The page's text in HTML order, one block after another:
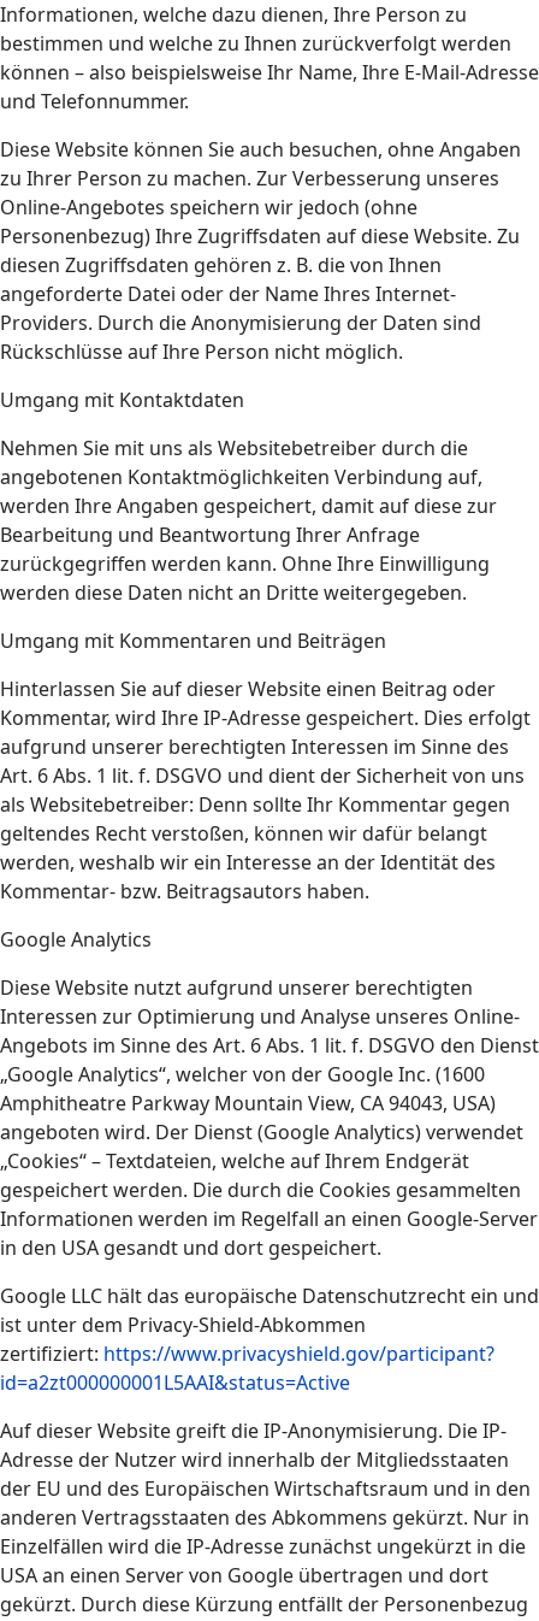
Informationen, welche dazu dienen, Ihre Person zu
bestimmen und welche zu Ihnen zurückverfolgt werden
können – also beispielsweise Ihr Name, Ihre E-Mail-Adresse
und Telefonnummer.
Diese Website können Sie auch besuchen, ohne Angaben
zu Ihrer Person zu machen. Zur Verbesserung unseres
Online-Angebotes speichern wir jedoch (ohne
Personenbezug) Ihre Zugriffsdaten auf diese Website. Zu
diesen Zugriffsdaten gehören z. B. die von Ihnen
angeforderte Datei oder der Name Ihres Internet-
Providers. Durch die Anonymisierung der Daten sind
Rückschlüsse auf Ihre Person nicht möglich.
Umgang mit Kontaktdaten
Nehmen Sie mit uns als Websitebetreiber durch die
angebotenen Kontaktmöglichkeiten Verbindung auf,
werden Ihre Angaben gespeichert, damit auf diese zur
Bearbeitung und Beantwortung Ihrer Anfrage
zurückgegriffen werden kann. Ohne Ihre Einwilligung
werden diese Daten nicht an Dritte weitergegeben.
Umgang mit Kommentaren und Beiträgen
Hinterlassen Sie auf dieser Website einen Beitrag oder
Kommentar, wird Ihre IP-Adresse gespeichert. Dies erfolgt
aufgrund unserer berechtigten Interessen im Sinne des
Art. 6 Abs. 1 lit. f. DSGVO und dient der Sicherheit von uns
als Websitebetreiber: Denn sollte Ihr Kommentar gegen
geltendes Recht verstoßen, können wir dafür belangt
werden, weshalb wir ein Interesse an der Identität des
Kommentar- bzw. Beitragsautors haben.
Google Analytics
Diese Website nutzt aufgrund unserer berechtigten
Interessen zur Optimierung und Analyse unseres Online-
Angebots im Sinne des Art. 6 Abs. 1 lit. f. DSGVO den Dienst
„Google Analytics“, welcher von der Google Inc. (1600
Amphitheatre Parkway Mountain View, CA 94043, USA)
angeboten wird. Der Dienst (Google Analytics) verwendet
„Cookies“ – Textdateien, welche auf Ihrem Endgerät
gespeichert werden. Die durch die Cookies gesammelten
Informationen werden im Regelfall an einen Google-Server
in den USA gesandt und dort gespeichert.
Google LLC hält das europäische Datenschutzrecht ein und
ist unter dem Privacy-Shield-Abkommen
zertifiziert: https://www.privacyshield.gov/participant?
id=a2zt000000001L5AAI&status=Active
Auf dieser Website greift die IP-Anonymisierung. Die IP-
Adresse der Nutzer wird innerhalb der Mitgliedsstaaten
der EU und des Europäischen Wirtschaftsraum und in den
anderen Vertragsstaaten des Abkommens gekürzt. Nur in
Einzelfällen wird die IP-Adresse zunächst ungekürzt in die
USA an einen Server von Google übertragen und dort
gekürzt. Durch diese Kürzung entfällt der Personenbezug